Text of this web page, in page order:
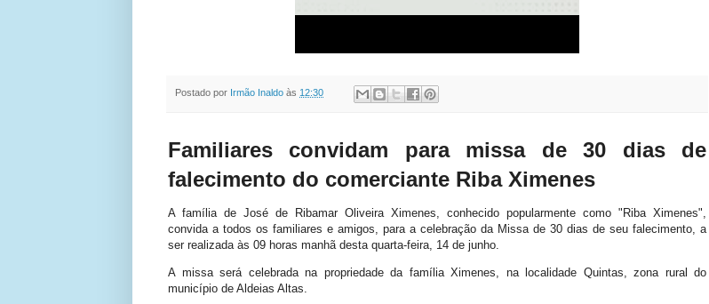
Postado por Irmão Inaldo às 12:30
Familiares convidam para missa de 30 dias de
falecimento do comerciante Riba Ximenes
A família de José de Ribamar Oliveira Ximenes, conhecido popularmente como "Riba Ximenes",
convida a todos os familiares e amigos, para a celebração da Missa de 30 dias de seu falecimento, a
ser realizada às 09 horas manhã desta quarta-feira, 14 de junho.
A missa será celebrada na propriedadeda famíliaXimenes, na localidade Quintas, zona rural do
município de Aldeias Altas.